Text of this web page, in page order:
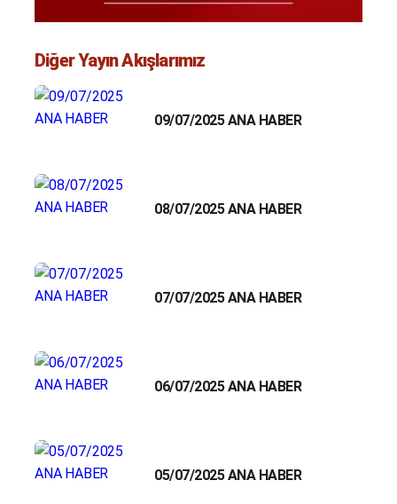
Diğer Yayın Akışlarımız
09/07/2025 ANA HABER
08/07/2025 ANA HABER
07/07/2025 ANA HABER
06/07/2025 ANA HABER
05/07/2025 ANA HABER